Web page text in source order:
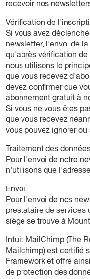
recevoir nos
Vérification de
Si vous avez
newsletter, l'envoi de
qu'après vérification de
nous utilisons le
que vous recevez
devez confirmer que
abonnement gratuit à
Si vous ne vous êtes
que vous recevez
vous pouvez ignorer
Traitement des données
Pour l'envoi de notre
n'utilisons que
Envoi
Pour l'envoi de nos
prestataire de services
siège se trouve à
Intuit MailChimp (The
Mailchimp) est certifié
Framework et offre
de protection des